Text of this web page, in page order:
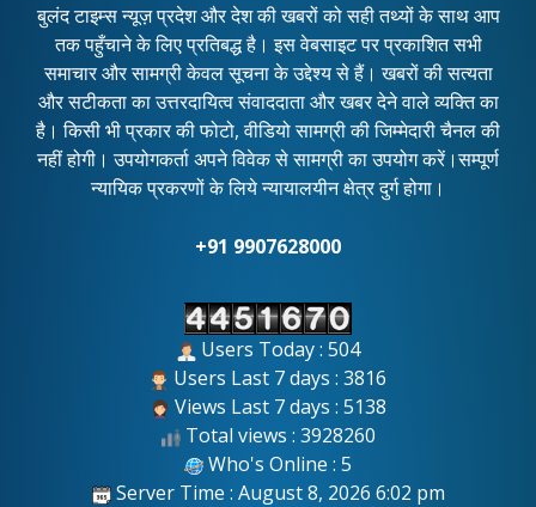
बुलंद टाइम्स न्यूज़ प्रदेश और देश की खबरों को सही तथ्यों के साथ आप
तक पहुँचाने के लिए प्रतिबद्ध है। इस वेबसाइट पर प्रकाशित सभी
समाचार और सामग्री केवल सूचना के उद्देश्य से हैं। खबरों की सत्यता
और सटीकता का उत्तरदायित्व संवाददाता और खबर देने वाले व्यक्ति का
है। किसी भी प्रकार की फोटो, वीडियो सामग्री की जिम्मेदारी चैनल की
नहीं होगी। उपयोगकर्ता अपने विवेक से सामग्री का उपयोग करें।सम्पूर्ण
न्यायिक प्रकरणों के लिये न्यायालयीन क्षेत्र दुर्ग होगा।
+91 9907628000
Users Today : 504
Users Last 7 days : 3816
Views Last 7 days : 5138
Total views : 3928260
Who's Online : 5
Server Time : August 8, 2026 6:02 pm